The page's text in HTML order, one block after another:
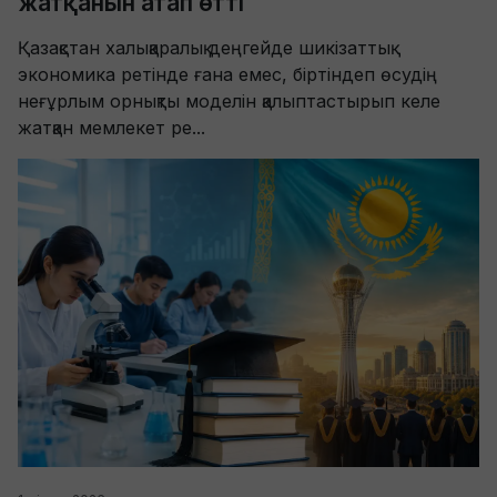
Қазақстан халықаралық деңгейде шикізаттық
экономика ретінде ғана емес, біртіндеп өсудің
неғұрлым орнықты моделін қалыптастырып келе
жатқан мемлекет ре...